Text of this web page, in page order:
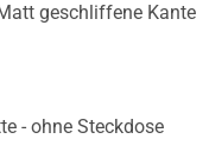
geschliffene Kante
- ohne Steckdose